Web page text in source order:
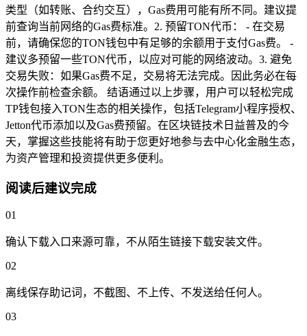
类型（如转账、合约交互），Gas费用可能有所不同。建议提
前查询当前网络的Gas费标准。2. 预留TON代币： - 在交易
前，请确保您的TON钱包中有足够的余额用于支付Gas费。 -
建议多预留一些TON代币，以应对可能的网络波动。3. 避免
交易失败：如果Gas费不足，交易将无法完成。因此务必在每
次操作前检查余额。 结语通过以上步骤，用户可以轻松完成
TP钱包接入TON生态的相关操作，包括Telegram小程序授权、
Jetton代币添加以及Gas费预留。在区块链技术日益普及的今
天，掌握这些技能将有助于您更好地参与去中心化金融生态，
为资产管理和投资提供更多便利。
阅读后建议完成
01
确认下载入口来源可靠，不从陌生链接下载安装文件。
02
离线保存助记词，不截图、不上传、不发送给任何人。
03